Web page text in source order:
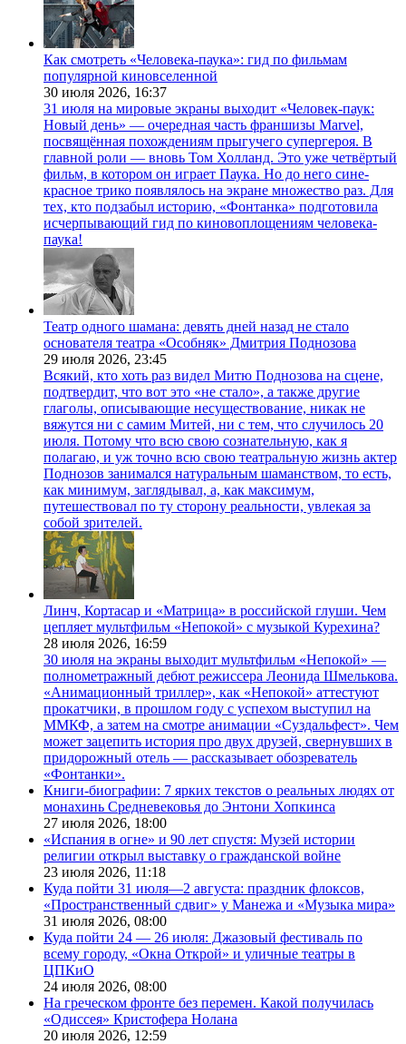
Как смотреть «Человека-паука»: гид по фильмам
популярной киновселенной
30 июля 2026, 16:37
31 июля на мировые экраны выходит «Человек-паук:
Новый день» — очередная часть франшизы Marvel,
посвящённая похождениям прыгучего супергероя. В
главной роли — вновь Том Холланд. Это уже четвёртый
фильм, в котором он играет Паука. Но до него сине-
красное трико появлялось на экране множество раз. Для
тех, кто подзабыл историю, «Фонтанка» подготовила
исчерпывающий гид по киновоплощениям человека-
паука!
Театр одного шамана: девять дней назад не стало
основателя театра «Особняк» Дмитрия Поднозова
29 июля 2026, 23:45
Всякий, кто хоть раз видел Митю Поднозова на сцене,
подтвердит, что вот это «не стало», а также другие
глаголы, описывающие несуществование, никак не
вяжутся ни с самим Митей, ни с тем, что случилось 20
июля. Потому что всю свою сознательную, как я
полагаю, и уж точно всю свою театральную жизнь актер
Поднозов занимался натуральным шаманством, то есть,
как минимум, заглядывал, а, как максимум,
путешествовал по ту сторону реальности, увлекая за
собой зрителей.
Линч, Кортасар и «Матрица» в российской глуши. Чем
цепляет мультфильм «Непокой» с музыкой Курехина?
28 июля 2026, 16:59
30 июля на экраны выходит мультфильм «Непокой» —
полнометражный дебют режиссера Леонида Шмелькова.
«Анимационный триллер», как «Непокой» аттестуют
прокатчики, в прошлом году с успехом выступил на
ММКФ, а затем на смотре анимации «Суздальфест». Чем
может зацепить история про двух друзей, свернувших в
придорожный отель — рассказывает обозреватель
«Фонтанки».
Книги-биографии: 7 ярких текстов о реальных людях от
монахинь Средневековья до Энтони Хопкинса
27 июля 2026, 18:00
«Испания в огне» и 90 лет спустя: Музей истории
религии открыл выставку о гражданской войне
23 июля 2026, 11:18
Куда пойти 31 июля—2 августа: праздник флоксов,
«Пространственный сдвиг» у Манежа и «Музыка мира»
31 июля 2026, 08:00
Куда пойти 24 — 26 июля: Джазовый фестиваль по
всему городу, «Окна Открой» и уличные театры в
ЦПКиО
24 июля 2026, 08:00
На греческом фронте без перемен. Какой получилась
«Одиссея» Кристофера Нолана
20 июля 2026, 12:59